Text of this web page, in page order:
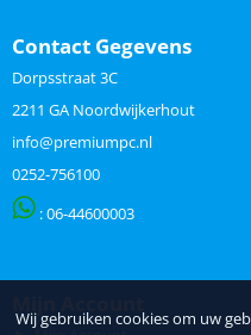
Contact Gegevens
Dorpsstraat 3C
2211 GA Noordwijkerhout
info@premiumpc.nl
0252-756100
: 06-44600003
Wij gebruiken cookies om uw